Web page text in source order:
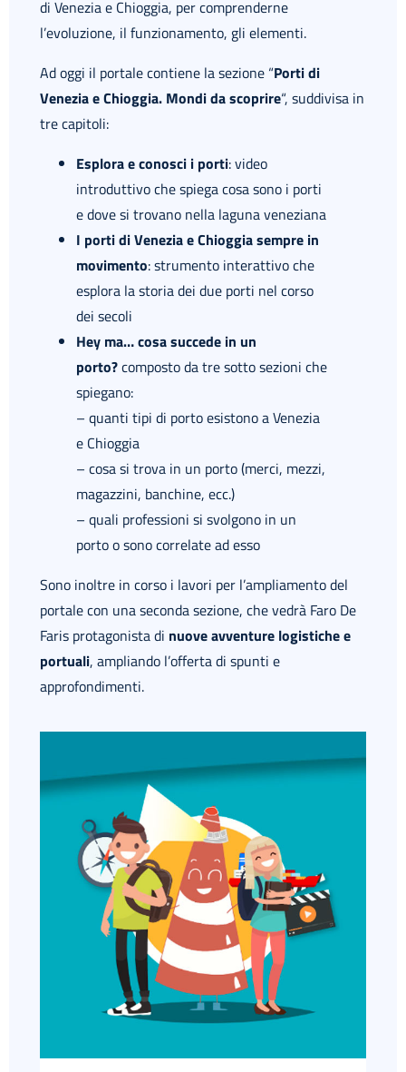
di Venezia e Chioggia, per comprenderne
l’evoluzione, il funzionamento, gli elementi.
Ad oggi il portale contiene la sezione “Porti di
Venezia e Chioggia. Mondi da scoprire“, suddivisa in
tre capitoli:
Esplora e conosci i porti: video
introduttivo che spiega cosa sono i porti
e dove si trovano nella laguna veneziana
I porti di Venezia e Chioggia sempre in
movimento: strumento interattivo che
esplora la storia dei due porti nel corso
dei secoli
Hey ma… cosa succede in un
porto?composto da tre sotto sezioni che
spiegano:
– quanti tipi di porto esistono a Venezia
e Chioggia
– cosa si trova in un porto (merci, mezzi,
magazzini, banchine, ecc.)
– quali professioni si svolgono in un
porto o sono correlate ad esso
Sono inoltre in corso i lavori per l’ampliamento del
portale con una seconda sezione, che vedrà Faro De
Faris protagonista di nuove avventure logistiche e
portuali, ampliando l’offerta di spunti e
approfondimenti.